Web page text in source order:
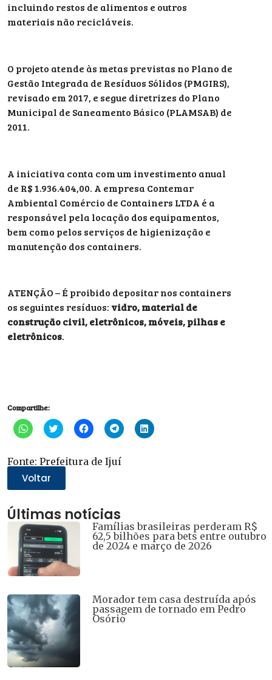
incluindo restos de alimentos e outros
materiais não recicláveis.
O projeto atende às metas previstas no Plano de
Gestão Integrada de Resíduos Sólidos (PMGIRS),
revisado em 2017, e segue diretrizes do Plano
Municipal de Saneamento Básico (PLAMSAB) de
2011.
A iniciativa conta com um investimento anual
de R$ 1.936.404,00. A empresa Contemar
Ambiental Comércio de Containers LTDA é a
responsável pela locação dos equipamentos,
bem como pelos serviços de higienização e
manutenção dos containers.
ATENÇÃO – É proibido depositar nos containers
os seguintes resíduos: vidro, material de
construção civil, eletrônicos, móveis, pilhas e
eletrônicos.
Compartilhe:
Clique
para
WhatsApp(abre
em
nova
janela)
Clique
para
Twitter(abre
em
Clique
para
Facebook(abre
em
Clique
para
Telegram(abre
em
Clique
para
Fonte: Prefeitura de Ijuí
Voltar
Últimas notícias
Famílias brasileiras perderam R$
62,5 bilhões para bets entre outubro
de 2024 e março de 2026
Morador tem casa destruída após
passagem de tornado em Pedro
Osório